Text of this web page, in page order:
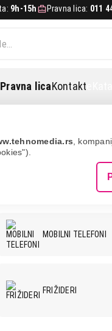
,
9h-15h Pravna lica: 011
Pravna licaKontakt
MOBILNI TELEFONI
FRIŽIDERI